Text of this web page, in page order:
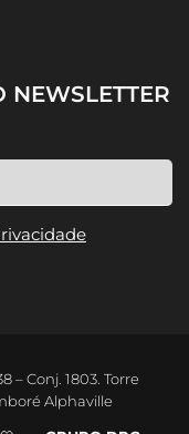
NEWSLETTER
– Conj. 1803. Torre
Alphaville